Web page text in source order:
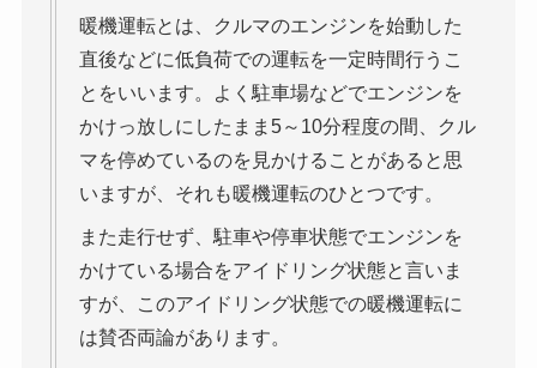
暖機運転とは、クルマのエンジンを始動した
直後などに低負荷での運転を一定時間行うこ
とをいいます。よく駐車場などでエンジンを
かけっ放しにしたまま5～10分程度の間、クル
マを停めているのを見かけることがあると思
いますが、それも暖機運転のひとつです。
また走行せず、駐車や停車状態でエンジンを
かけている場合をアイドリング状態と言いま
すが、このアイドリング状態での暖機運転に
は賛否両論があります。